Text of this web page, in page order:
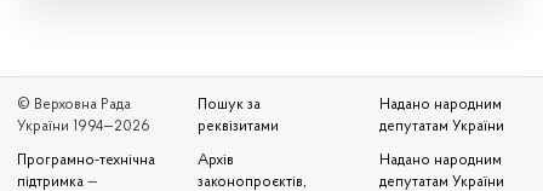
© Верховна Рада
України 1994—2026
Програмно-технічна
підтримка —
Пошук за
реквізитами
Архів
законопроєктів,
Надано народним
депутатам України
Надано народним
депутатам України